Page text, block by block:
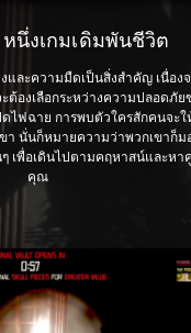
นึ่งเกมเดิมพันชีวิต
และความมืดเป็นสิ่งสำคัญ เนื่อง
ต้องเลือกระหว่างความปลอดภัย
ดไฟฉาย การพบตัวใครสักคนจะ
นั่นก็หมายความว่าพวกเขาก็ม
เพื่อเดินไปตามคฤหาสน์และหา
คุณ